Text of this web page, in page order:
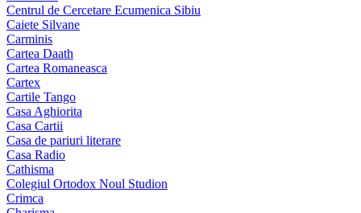
Centrul de Cercetare Ecumenica Sibiu
Caiete Silvane
Carminis
Cartea Daath
Cartea Romaneasca
Cartex
Cartile Tango
Casa Aghiorita
Casa Cartii
Casa de pariuri literare
Casa Radio
Cathisma
Colegiul Ortodox Noul Studion
Crimca